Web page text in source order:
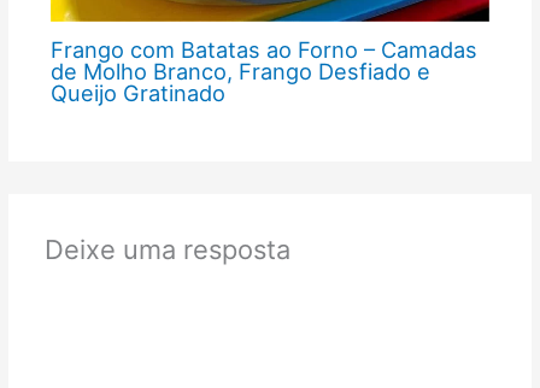
Frango com Batatas ao Forno – Camadas
de Molho Branco, Frango Desfiado e
Queijo Gratinado
Deixe uma resposta